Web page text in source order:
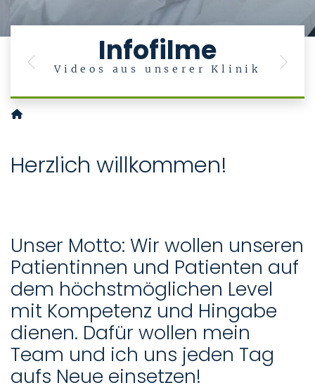
Infofilme
Videos aus unserer Klinik
Previous Next
Klinik und Poliklinik für Mund-, Kiefer- und Gesichtschirurgie
Herzlich willkommen!
Unser Motto: Wir wollen unseren
Patientinnen und Patienten auf
dem höchstmöglichen Level
mit Kompetenz und Hingabe
dienen. Dafür wollen mein
Team und ich uns jeden Tag
aufs Neue einsetzen!